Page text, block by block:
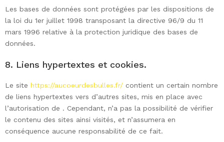
Les bases de données sont protégées par les dispositions de
la loi du 1er juillet 1998 transposant la directive 96/9 du 11
mars 1996 relative à la protection juridique des bases de
données.
8. Liens hypertextes et cookies.
Le site https://aucoeurdesbulles.fr/ contient un certain nombre
de liens hypertextes vers d’autres sites, mis en place avec
l’autorisation de . Cependant, n’a pas la possibilité de vérifier
le contenu des sites ainsi visités, et n’assumera en
conséquence aucune responsabilité de ce fait.